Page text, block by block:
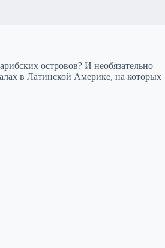
островов? И необязательно
в Латинской Америке, на которых